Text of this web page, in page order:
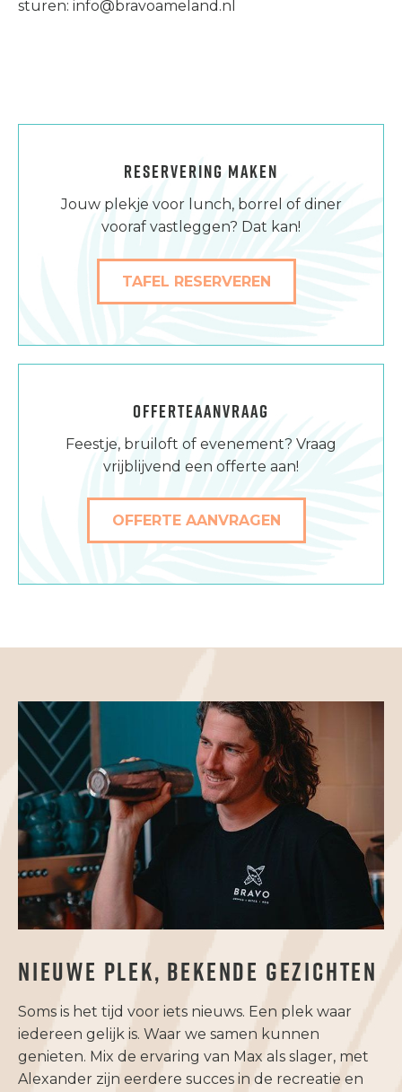
sturen: info@bravoameland.nl
RESERVERING MAKEN
Jouw plekje voor lunch, borrel of diner
vooraf vastleggen? Dat kan!
TAFEL RESERVEREN
OFFERTEAANVRAAG
Feestje, bruiloft of evenement? Vraag
vrijblijvend een offerte aan!
OFFERTE AANVRAGEN
NIEUWE PLEK, BEKENDE GEZICHTEN
Soms is het tijd voor iets nieuws. Een plek waar
iedereen gelijk is. Waar we samen kunnen
genieten. Mix de ervaring van Max als slager, met
Alexander zijn eerdere succes in de recreatie en